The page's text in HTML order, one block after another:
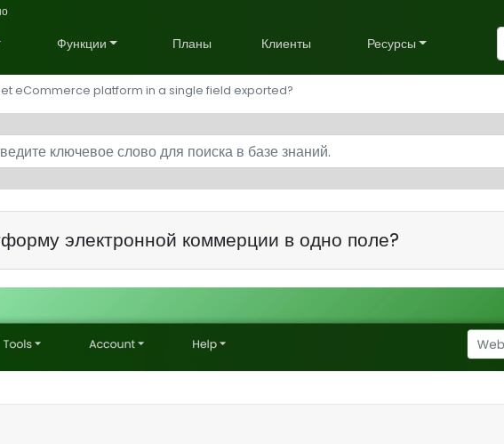
Функции Планы Клиенты Ресурсы
eCommerce platform in a single field exported?
электронной коммерции в одно поле?